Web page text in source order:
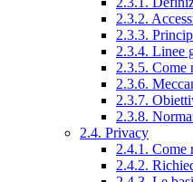
2.3.2.
2.3.3.
2.3.4. Linee
2.3.5. Come
2.3.6.
2.3.7.
2.3.8.
2.4. Privacy
2.4.1. Come
2.4.2.